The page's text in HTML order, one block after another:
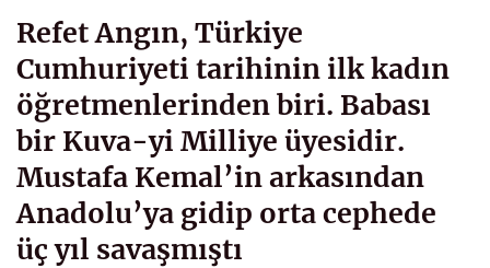
Refet Angın, Türkiye
Cumhuriyeti tarihinin ilk kadın
öğretmenlerinden biri. Babası
bir Kuva-yi Milliye üyesidir.
Mustafa Kemal’in arkasından
Anadolu’ya gidip orta cephede
üç yıl savaşmıştı